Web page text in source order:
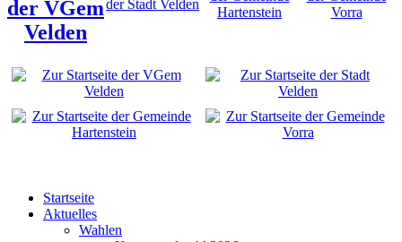
Startseite
Aktuelles
Wahlen